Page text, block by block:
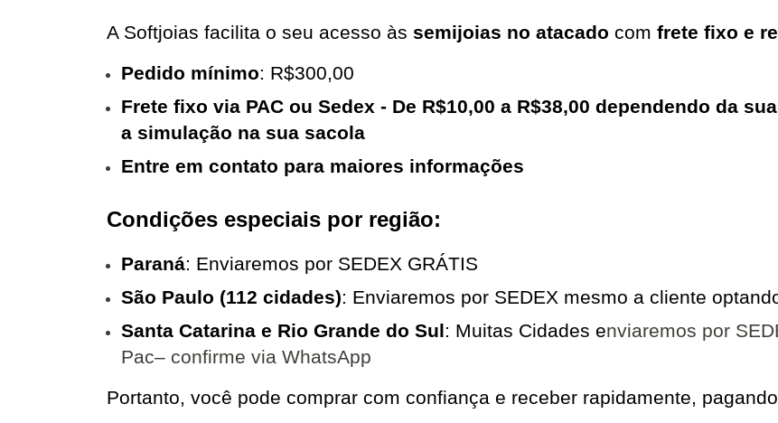
A Softjoias facilita o seu acesso às semijoias no atacado com frete fixo e
Pedido mínimo: R$300,00
Frete fixo via PAC ou Sedex - De R$10,00 a R$38,00 dependendo da
a simulação na sua sacola
Entre em contato para maiores informações
Condições especiais por região:
Paraná: Enviaremos por SEDEX GRÁTIS
São Paulo (112 cidades): Enviaremos por SEDEX mesmo a cliente
Santa Catarina e Rio Grande do Sul: Muitas Cidades enviaremos por
Pac– confirme via WhatsApp
Portanto, você pode comprar com confiança e receber rapidamente,